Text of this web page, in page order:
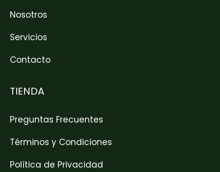
Nosotros
Servicios
Contacto
TIENDA
Preguntas Frecuentes
Términos y Condiciones
Política de Privacidad